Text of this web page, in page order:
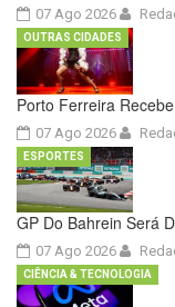
07 Ago 2026
Porto Ferreira
07 Ago 2026
OUTRAS CIDADES
GP Do Bahrein Será
07 Ago 2026
ESPORTES
CIÊNCIA & TECNOLOGIA